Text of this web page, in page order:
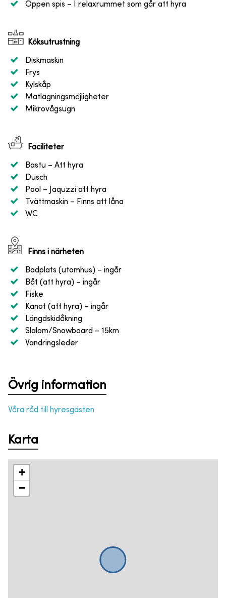
Öppen spis – I relaxrummet som går att hyra
Köksutrustning
Diskmaskin
Frys
Kylskåp
Matlagningsmöjligheter
Mikrovågsugn
Faciliteter
Bastu – Att hyra
Dusch
Pool – Jaquzzi att hyra
Tvättmaskin – Finns att låna
WC
Finns i närheten
Badplats (utomhus) – ingår
Båt (att hyra) – ingår
Fiske
Kanot (att hyra) – ingår
Längdskidåkning
Slalom/Snowboard – 15km
Vandringsleder
Övrig information
Våra råd till hyresgästen
Karta
+
−